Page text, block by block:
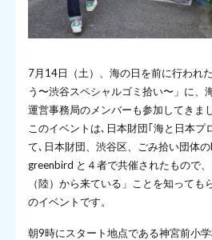
7月14日（土）、海の日を前に行われ
う〜渋谷スペシャルゴミ拾い〜」に、
運営事務局のメンバーも参加してきまし
このイベントは､日本財団｢海と日本プ
て､日本財団、渋谷区、ごみ拾い団体の
greenbird と４者で共催されたもので
（陸）から来ている」ことを知っても
のイベントです。
朝9時にスタート地点である神宮前小